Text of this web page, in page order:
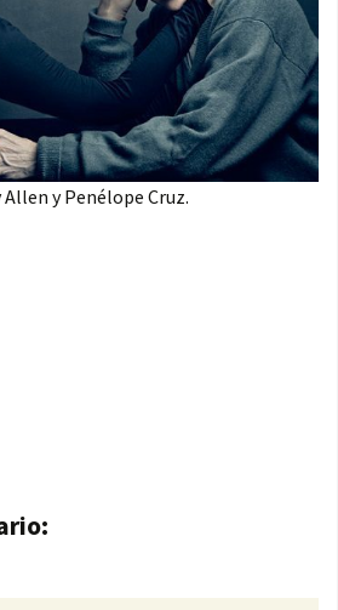
Allen y Penélope Cruz.
entradas